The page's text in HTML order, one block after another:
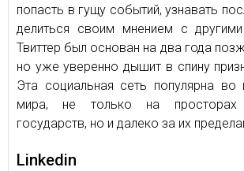
попасть в гущу событий, узнавать
делиться своим мнением с
Твиттер был основан на два года
но уже уверенно дышит в спину
Эта социальная сеть популярна во
мира, не только на просторах
государств, но и далеко за их
Linkedin